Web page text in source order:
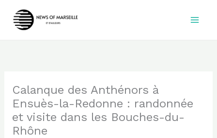
Calanque des Anthénors à
Ensuès-la-Redonne : randonnée
et visite dans les Bouches-du-
Rhône